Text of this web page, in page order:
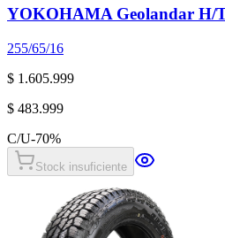
YOKOHAMA Geolandar H/
255/65/16
$ 1.605.999
$ 483.999
C/U-70%
Stock insuficiente